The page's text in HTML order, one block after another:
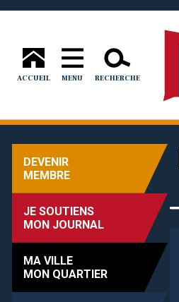
ACCUEIL MENU RECHERCHE
DEVENIR
MEMBRE
JE SOUTIENS
MON JOURNAL
MA VILLE
MON QUARTIER